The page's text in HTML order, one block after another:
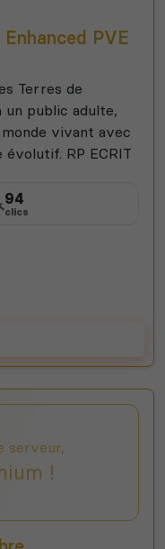
PVE
Terres de
public adulte,
vivant avec
RP ECRIT
94
clics
serveur,
!